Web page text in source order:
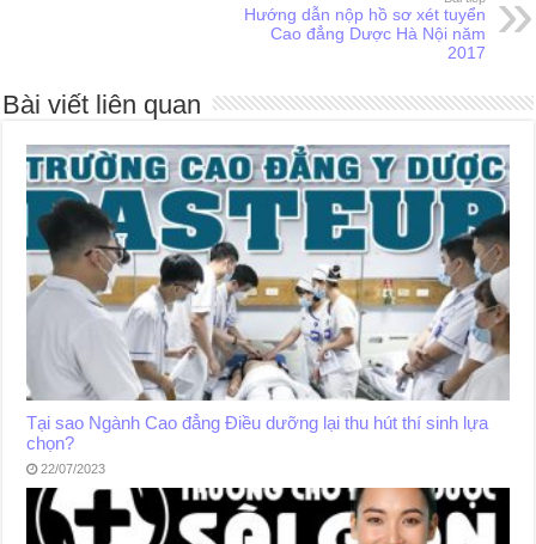
Hướng dẫn nộp hồ sơ xét tuyển
Cao đẳng Dược Hà Nội năm
2017
Bài viết liên quan
Tại sao Ngành Cao đẳng Điều dưỡng lại thu hút thí sinh lựa
chọn?
22/07/2023